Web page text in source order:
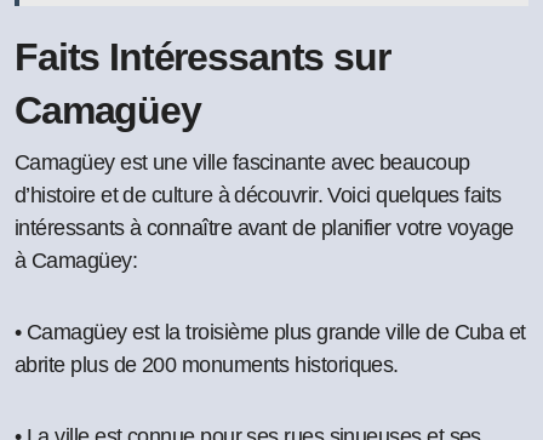
Faits Intéressants sur
Camagüey
Camagüey est une ville fascinante avec beaucoup
d’histoire et de culture à découvrir. Voici quelques faits
intéressants à connaître avant de planifier votre voyage
à Camagüey:
• Camagüey est la troisième plus grande ville de Cuba et
abrite plus de 200 monuments historiques.